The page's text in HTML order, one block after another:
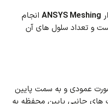
ANSYS Meshing انجام
و تعداد سلول های آن
عمودی و به سمت پایین
جانبی پایین محفظه به